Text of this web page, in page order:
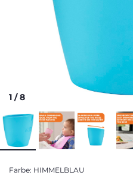
1 /8
Farbe: HIMMELBLAU